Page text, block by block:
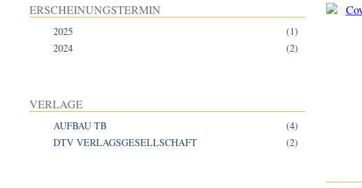
ERSCHEINUNGSTERMIN
2025
(1)
2024
(2)
VERLAGE
AUFBAU TB
(4)
DTV VERLAGSGESELLSCHAFT
(2)